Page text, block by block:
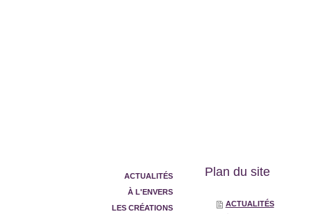
Plan du site
ACTUALITÉS
ACTUALITÉS
À L'ENVERS
LES CRÉATIONS